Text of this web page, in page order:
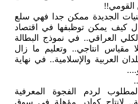
الجديدة ممكن جدا فهي سلع
كيف يمكن توظبفها في اقتصاد
العراقي.. في نموذج البطالة
مقياس انتاجي.. وتعليم ما زال
العربية والإسلامية.. في نهاية
لردم الفجوة المعرفية